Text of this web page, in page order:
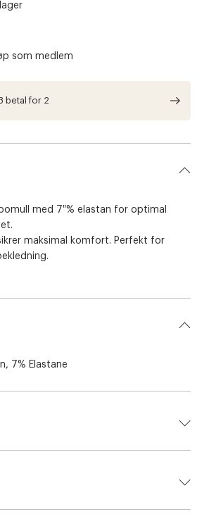
som medlem
betal for 2
med 7 % elastan for optimal
maksimal komfort. Perfekt for
7% Elastane